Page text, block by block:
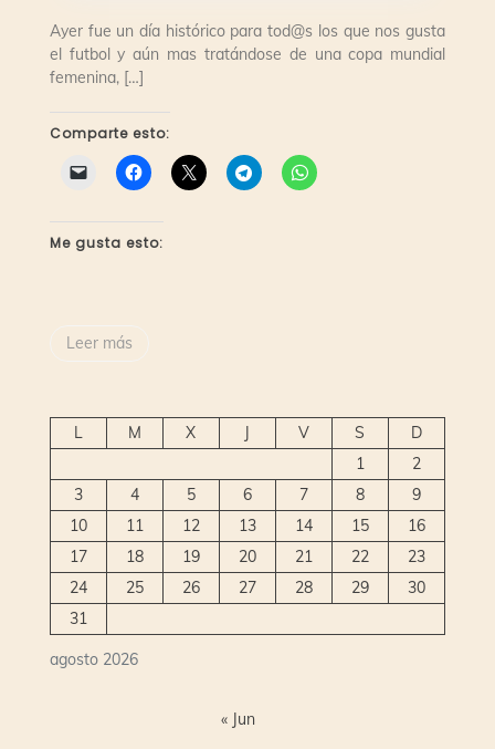
Ayer fue un día histórico para tod@s los que nos gusta
el futbol y aún mas tratándose de una copa mundial
femenina, […]
Comparte esto:
Me gusta esto:
Leer más
agosto 2026
L M X J V S
D
1
2
3
4 5 6 7 8
9
10
11 12 13 14 15
16
17
18 19 20 21 22
23
24
25 26 27 28 29
30
31
« Jun